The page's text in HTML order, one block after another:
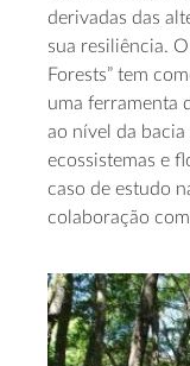
derivadas das
sua resiliência.
Forests” tem
uma ferramenta
ao nível da
ecossistemas e
caso de estudo
colaboração